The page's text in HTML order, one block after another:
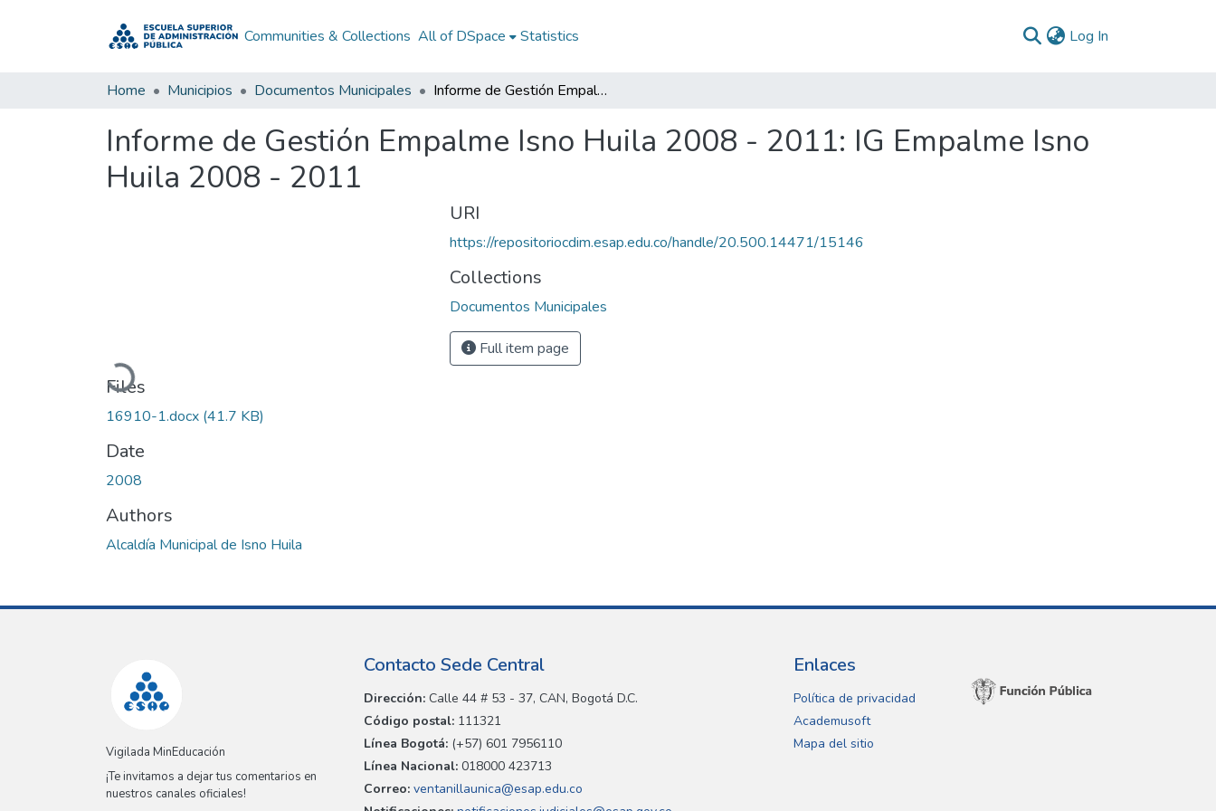
Communities & Collections All of DSpace Statistics Log In
Home Municipios Documentos Municipales Informe de Gestión Empalme Isno Huila 2008 - 2011: IG Empalme Isno Huila 2008 - 2011
Informe de Gestión Empalme Isno Huila 2008 - 2011: IG Empalme Isno
Huila 2008 - 2011
Loading...
Files
16910-1.docx (41.7 KB)
Date
2008
Authors
Alcaldía Municipal de Isno Huila
URI
https://repositoriocdim.esap.edu.co/handle/20.500.14471/15146
Collections
Documentos Municipales
Full item page
Vigilada MinEducación
¡Te invitamos a dejar tus comentarios en
nuestros canales oficiales!
Contacto Sede Central
Dirección: Calle 44 # 53 - 37, CAN, Bogotá D.C.
Código postal: 111321
Línea Bogotá: (+57) 601 7956110
Línea Nacional: 018000 423713
Correo: ventanillaunica@esap.edu.co
Enlaces
Política de privacidad
Academusoft
Mapa del sitio